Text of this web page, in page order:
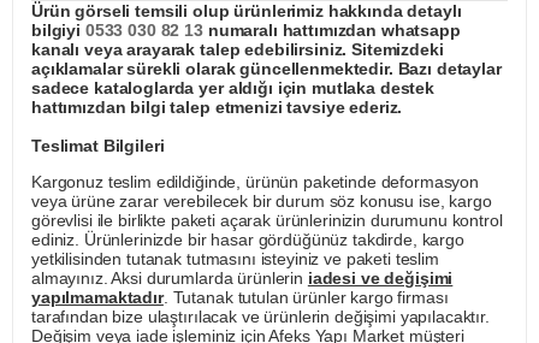
Ürün görseli temsili olup ürünlerimiz hakkında detaylı
bilgiyi 0533 030 82 13numaralı hattımızdan whatsapp
kanalı veya arayarak talep edebilirsiniz. Sitemizdeki
açıklamalar sürekli olarak güncellenmektedir. Bazı detaylar
sadece kataloglarda yer aldığı için mutlaka destek
hattımızdan bilgi talep etmenizi tavsiye ederiz.
Teslimat Bilgileri
Kargonuz teslim edildiğinde, ürünün paketinde deformasyon
veya ürüne zarar verebilecek bir durum söz konusu ise, kargo
görevlisi ile birlikte paketi açarak ürünlerinizin durumunu kontrol
ediniz. Ürünlerinizde bir hasar gördüğünüz takdirde, kargo
yetkilisinden tutanak tutmasını isteyiniz ve paketi teslim
almayınız. Aksi durumlarda ürünlerin iadesi ve değişimi
yapılmamaktadır. Tutanak tutulan ürünler kargo firması
tarafından bize ulaştırılacak ve ürünlerin değişimi yapılacaktır.
Değişim veya iade işleminiz için Afeks Yapı Market müşteri